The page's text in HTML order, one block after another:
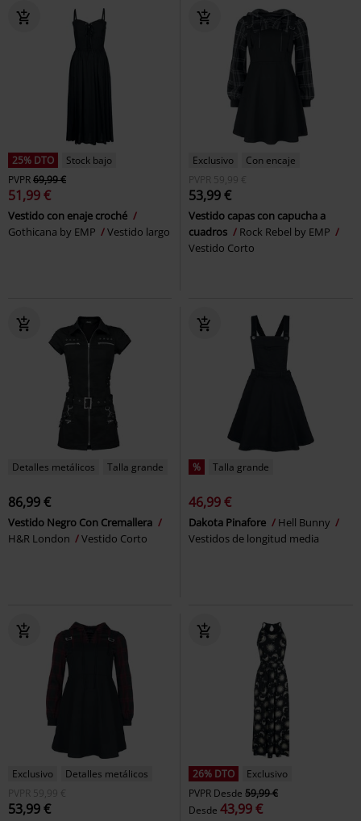
25% DTO
Stock bajo
PVPR69,99 €
51,99 €
Vestido con enaje croché
Gothicana by EMP
Vestido largo
Exclusivo
Con encaje
PVPR
59,99 €
53,99 €
Vestido capas con capucha a
cuadros
Rock Rebel by EMP
Vestido Corto
Detalles metálicos Talla grande
86,99 €
Vestido Negro Con Cremallera
H&R London
Vestido Corto
% Talla grande
46,99 €
Dakota Pinafore
Hell Bunny
Vestidos de longitud media
Exclusivo
Detalles metálicos
PVPR
59,99 €
53,99 €
26% DTO
Exclusivo
PVPR Desde 59,99 €
Desde 43,99 €